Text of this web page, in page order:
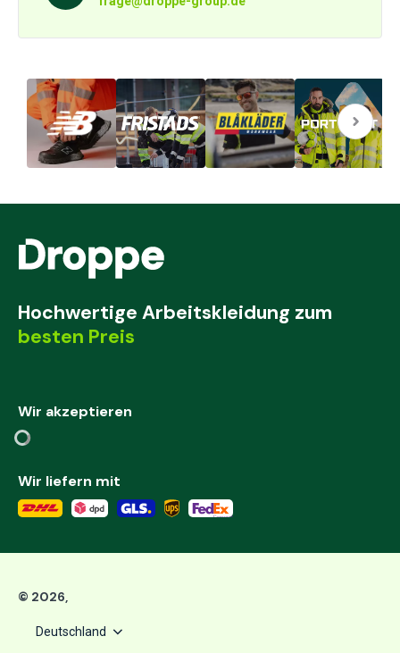
Hochwertige Arbeitskleidung zum
besten Preis
Wir akzeptieren
Wir liefern mit
© 2026,
Deutschland